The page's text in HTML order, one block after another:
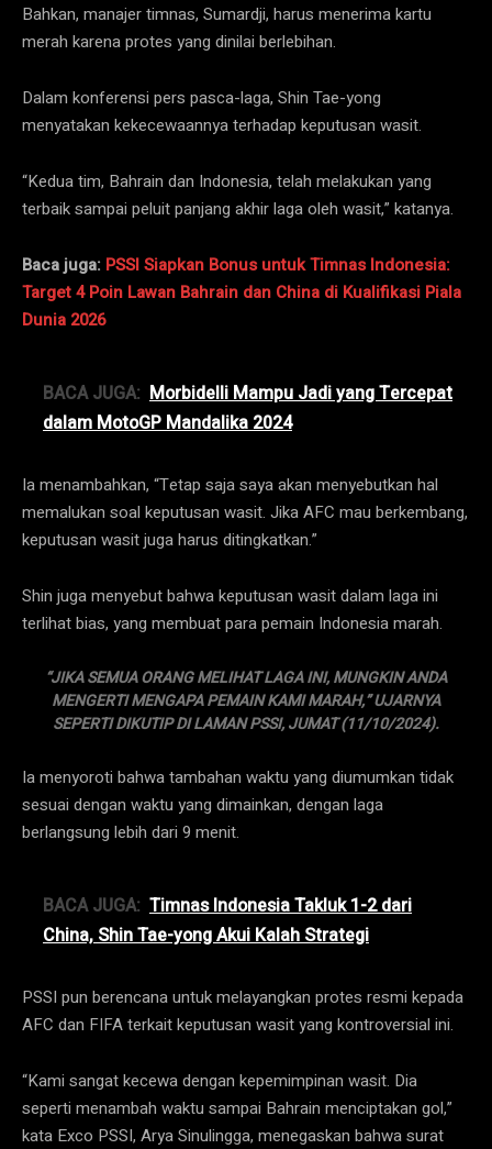
Bahkan, manajer timnas, Sumardji, harus menerima kartu
merah karena protes yang dinilai berlebihan.
Dalam konferensi pers pasca-laga, Shin Tae-yong
menyatakan kekecewaannya terhadap keputusan wasit.
“Kedua tim, Bahrain dan Indonesia, telah melakukan yang
terbaik sampai peluit panjang akhir laga oleh wasit,” katanya.
Baca juga: PSSI Siapkan Bonus untuk Timnas Indonesia:
Target 4 Poin Lawan Bahrain dan China di Kualifikasi Piala
Dunia 2026
BACA JUGA: Morbidelli Mampu Jadi yang Tercepat
dalam MotoGP Mandalika 2024
Ia menambahkan, “Tetap saja saya akan menyebutkan hal
memalukan soal keputusan wasit. Jika AFC mau berkembang,
keputusan wasit juga harus ditingkatkan.”
Shin juga menyebut bahwa keputusan wasit dalam laga ini
terlihat bias, yang membuat para pemain Indonesia marah.
“JIKA SEMUA ORANG MELIHAT LAGA INI, MUNGKIN ANDA
MENGERTI MENGAPA PEMAIN KAMI MARAH,” UJARNYA
SEPERTI DIKUTIP DI LAMAN PSSI, JUMAT (11/10/2024).
Ia menyoroti bahwa tambahan waktu yang diumumkan tidak
sesuai dengan waktu yang dimainkan, dengan laga
berlangsung lebih dari 9 menit.
BACA JUGA: Timnas Indonesia Takluk 1-2 dari
China, Shin Tae-yong Akui Kalah Strategi
PSSI pun berencana untuk melayangkan protes resmi kepada
AFC dan FIFA terkait keputusan wasit yang kontroversial ini.
“Kami sangat kecewa dengan kepemimpinan wasit. Dia
seperti menambah waktu sampai Bahrain menciptakan gol,”
kata Exco PSSI, Arya Sinulingga, menegaskan bahwa surat